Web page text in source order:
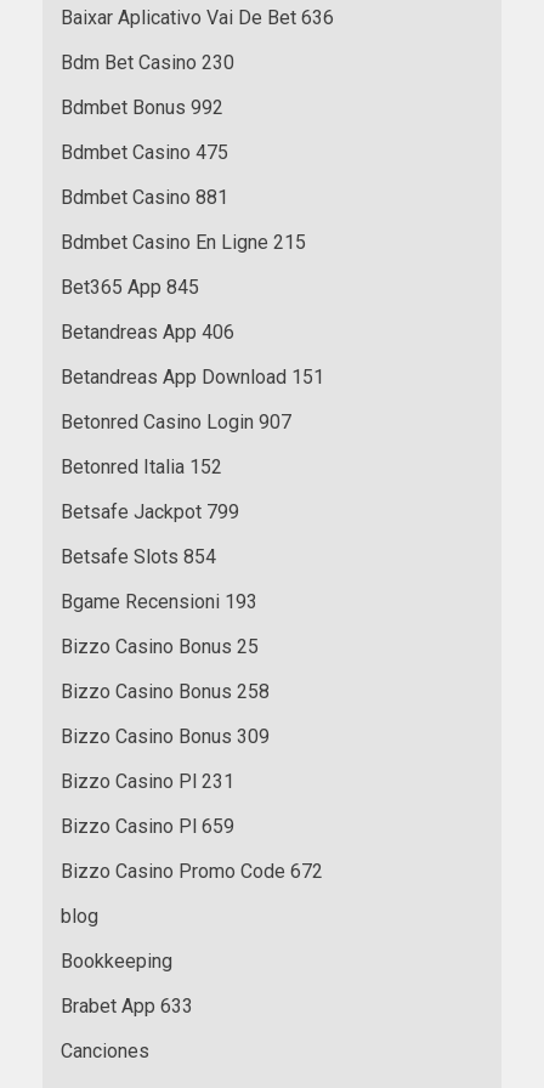
Baixar Aplicativo Vai De Bet 636
Bdm Bet Casino 230
Bdmbet Bonus 992
Bdmbet Casino 475
Bdmbet Casino 881
Bdmbet Casino En Ligne 215
Bet365 App 845
Betandreas App 406
Betandreas App Download 151
Betonred Casino Login 907
Betonred Italia 152
Betsafe Jackpot 799
Betsafe Slots 854
Bgame Recensioni 193
Bizzo Casino Bonus 25
Bizzo Casino Bonus 258
Bizzo Casino Bonus 309
Bizzo Casino Pl 231
Bizzo Casino Pl 659
Bizzo Casino Promo Code 672
blog
Bookkeeping
Brabet App 633
Canciones